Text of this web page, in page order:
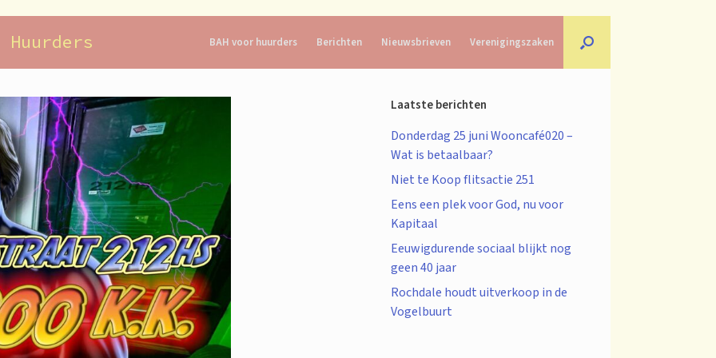
Huurders BAH voor huurders Berichten Nieuwsbrieven Verenigingszaken
Laatste berichten
Donderdag 25 juni Wooncafé020 –
Wat is betaalbaar?
Niet te Koop flitsactie 251
Eens een plek voor God, nu voor
Kapitaal
Eeuwigdurende sociaal blijkt nog
geen 40 jaar
Rochdale houdt uitverkoop in de
Vogelbuurt